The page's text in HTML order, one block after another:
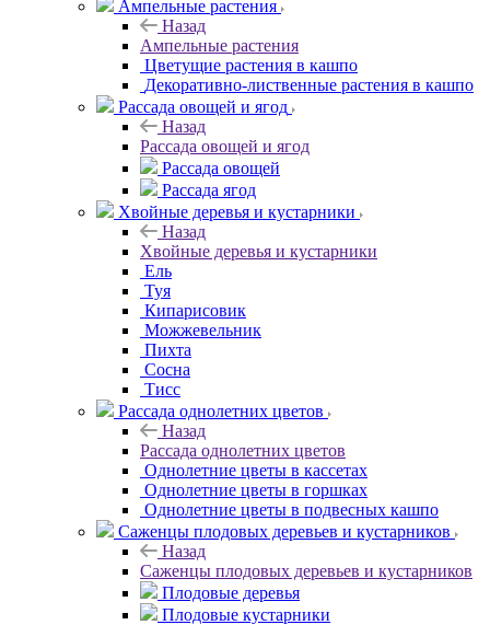
Ампельные растения
Назад
Ампельные растения
Цветущие растения в кашпо
Декоративно-лиственные растения в кашпо
Рассада овощей и ягод
Назад
Рассада овощей и ягод
Рассада овощей
Рассада ягод
Хвойные деревья и кустарники
Назад
Хвойные деревья и кустарники
Ель
Туя
Кипарисовик
Можжевельник
Пихта
Сосна
Тисc
Рассада однолетних цветов
Назад
Рассада однолетних цветов
Однолетние цветы в кассетах
Однолетние цветы в горшках
Однолетние цветы в подвесных кашпо
Саженцы плодовых деревьев и кустарников
Назад
Саженцы плодовых деревьев и кустарников
Плодовые деревья
Плодовые кустарники